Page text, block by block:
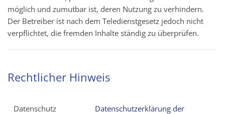
möglich und zumutbar ist, deren Nutzung zu verhindern.
Der Betreiber ist nach dem Teledienstgesetz jedoch nicht
verpflichtet, die fremden Inhalte ständig zu überprüfen.
Rechtlicher Hinweis
Datenschutz
Datenschutzerklärung der